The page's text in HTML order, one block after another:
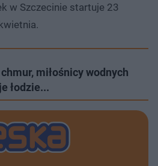
w Szczecinie startuje 23
miłośnicy wodnych
łodzie...